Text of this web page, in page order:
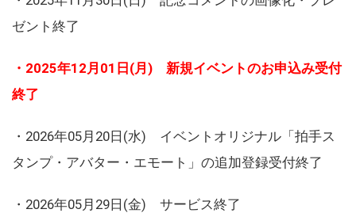
ゼント終了
・2025年12月01日(月) 新規イベントのお申込み受付
終了
・2026年05月20日(水) イベントオリジナル「拍手ス
タンプ・アバター・エモート」の追加登録受付終了
・2026年05月29日(金) サービス終了